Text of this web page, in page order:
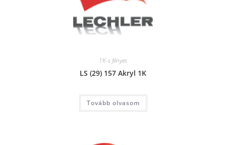
1K-s fényes
LS (29) 157 Akryl 1K
Tovább olvasom